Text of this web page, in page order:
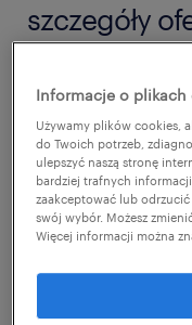
szczegóły
For our
IT consulting
are looking for
position of
You will join an
modernizing
will shape and
Informacje o plikach
Używamy plików cookies,
do Twoich potrzeb,
ulepszyć naszą stronę
bardziej trafnych
zaakceptować lub
swój wybór. Możesz
Więcej informacji można